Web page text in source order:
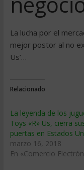
La lucha por el
mejor postor al no
Us’…
Relacionado
La leyenda de los
Toys «R» Us, cierra
puertas en Estados
marzo 16, 2018
En «Comercio